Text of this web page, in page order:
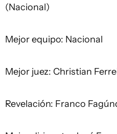
(Nacional)
Mejor equipo: Nacional
Mejor juez: Christian
Revelación: Franco